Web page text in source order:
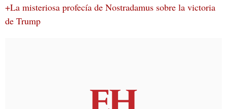
+La misteriosa profecía de Nostradamus sobre la victoria
de Trump